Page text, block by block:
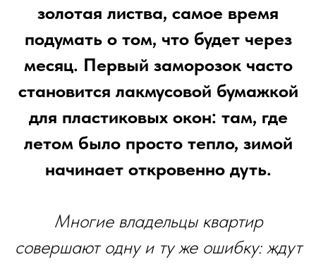
золотая листва, самое время
подумать о том, что будет через
месяц. Первый заморозок часто
становится лакмусовой бумажкой
для пластиковых окон: там, где
летом было просто тепло, зимой
начинает откровенно дуть.
Многие владельцы квартир
совершают одну и ту же ошибку: ждут